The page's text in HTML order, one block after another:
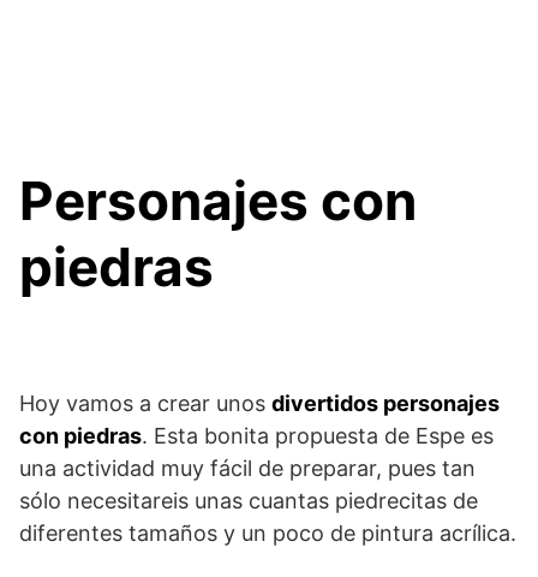
Personajes con
piedras
Hoy vamos a crear unos divertidos personajes
con piedras. Esta bonita propuesta de Espe es
una actividad muy fácil de preparar, pues tan
sólo necesitareis unas cuantas piedrecitas de
diferentes tamaños y un poco de pintura acrílica.